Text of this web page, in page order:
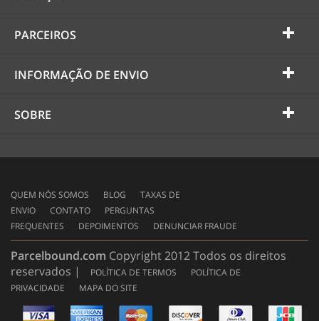
PARCEIROS
INFORMAÇÃO DE ENVIO
SOBRE
QUEM NÓS SOMOS BLOG
TAXAS DE
ENVIO
CONTATO
PERGUNTAS
FREQUENTES
DEPOIMENTOS DENUNCIAR FRAUDE
Parcelbound.com Copyright 2012 Todos os direitos
reservados |
POLÍTICA DE TERMOS
POLÍTICA DE
PRIVACIDADE
MAPA DO SITE
AMERICAN